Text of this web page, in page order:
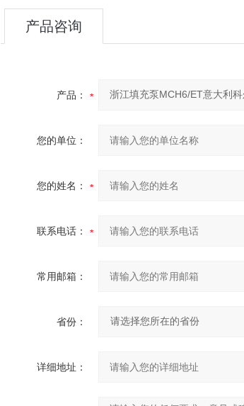
产品咨询
产品：
您的单位：
您的姓名：
联系电话：
常用邮箱：
省份：
详细地址：